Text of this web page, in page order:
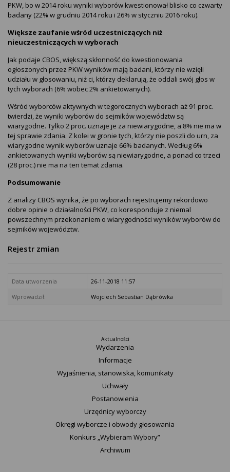
PKW, bo w 2014 roku wyniki wyborów kwestionował blisko co czwarty
badany (22% w grudniu 2014 roku i 26% w styczniu 2016 roku).
Większe zaufanie wśród uczestniczących niż
nieuczestniczących w wyborach
Jak podaje CBOS, większą skłonność do kwestionowania
ogłoszonych przez PKW wyników mają badani, którzy nie wzięli
udziału w głosowaniu, niż ci, którzy deklarują, że oddali swój głos w
tych wyborach (6% wobec 2% ankietowanych).
Wśród wyborców aktywnych w tegorocznych wyborach aż 91 proc.
twierdzi, że wyniki wyborów do sejmików województw są
wiarygodne. Tylko 2 proc. uznaje je za niewiarygodne, a 8% nie ma w
tej sprawie zdania. Z kolei w gronie tych, którzy nie poszli do urn, za
wiarygodne wynik wyborów uznaje 66% badanych. Według 6%
ankietowanych wyniki wyborów są niewiarygodne, a ponad co trzeci
(28 proc.) nie ma na ten temat zdania.
Podsumowanie
Z analizy CBOS wynika, że po wyborach rejestrujemy rekordowo
dobre opinie o działalności PKW, co koresponduje z niemal
powszechnym przekonaniem o wiarygodności wyników wyborów do
sejmików województw.
Rejestr zmian
Data utworzenia
26-11-2018 11:57
Wprowadził:
Wojciech Sebastian Dąbrówka
Aktualności
Wydarzenia
Informacje
Wyjaśnienia, stanowiska, komunikaty
Uchwały
Postanowienia
Urzędnicy wyborczy
Okręgi wyborcze i obwody głosowania
Konkurs „Wybieram Wybory”
Archiwum